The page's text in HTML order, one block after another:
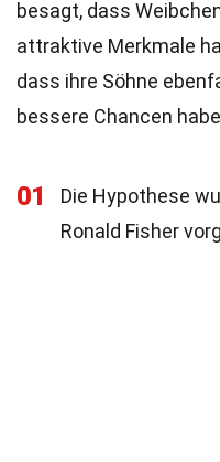
besagt, dass
attraktive Merkmale
dass ihre Söhne
bessere Chancen
01
Die Hypothese
Ronald Fisher